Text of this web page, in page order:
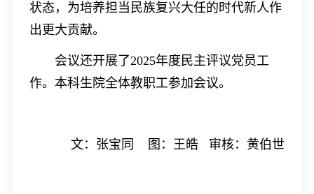
状态，为培养担当民族复兴大任的时代新人作
出更大贡献。
会议还开展了2025年度民主评议党员工
作。本科生院全体教职工参加会议。
文：张宝同 图：王皓 审核：黄伯世